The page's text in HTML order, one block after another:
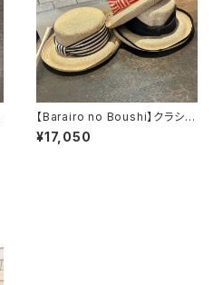
【Barairo no Boushi】クラシカ
ルパイピングクロシェ ハ
ット R008447
¥17,050